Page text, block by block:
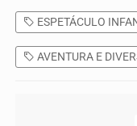
ESPETÁCULO
AVENTURA E